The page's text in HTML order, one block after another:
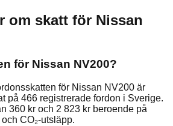
om skatt för Nissan
för Nissan NV200?
för Nissan NV200 är
på 466 registrerade fordon i Sverige.
360 kr och 2 823 kr beroende på
CO₂-utsläpp.